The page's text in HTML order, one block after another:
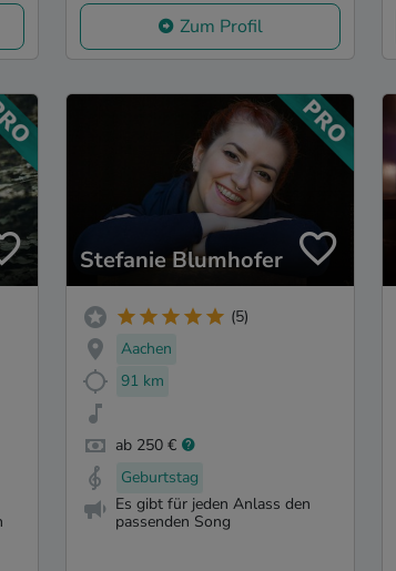
Zum Profil
Stefanie Blumhofer
(5)
Aachen
91 km
ab 250 €
Geburtstag
Es gibt für jeden Anlass den
passenden Song